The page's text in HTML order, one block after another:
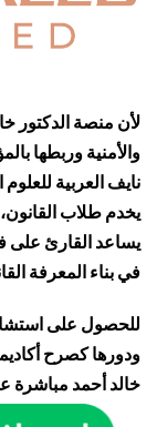
لأن منصة الدكتور
والأمنية وربطها
نايف العربية
يخدم طلاب
يساعد القارئ على
في بناء المعرفة
للحصول على
ودورها كصرح
خالد أحمدمباشرة